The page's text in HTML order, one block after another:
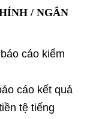
/ NGÂN
cáo kiểm
cáo kết quả
tệ tiếng